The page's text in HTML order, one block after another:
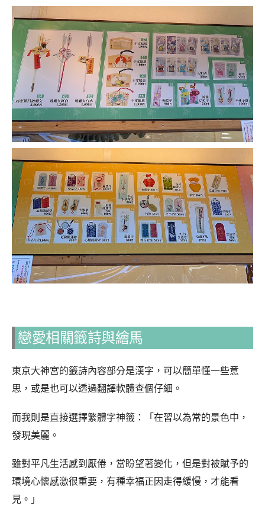
戀愛相關籤詩與繪馬
東京大神宮的籤詩內容部分是漢字，可以簡單懂一些意
思，或是也可以透過翻譯軟體查個仔細。
而我則是直接選擇繁體字神籤：「在習以為常的景色中，
發現美麗。
雖對平凡生活感到厭倦，當盼望著變化，但是對被賦予的
環境心懷感激很重要，有種幸福正因走得緩慢，才能看
見。」